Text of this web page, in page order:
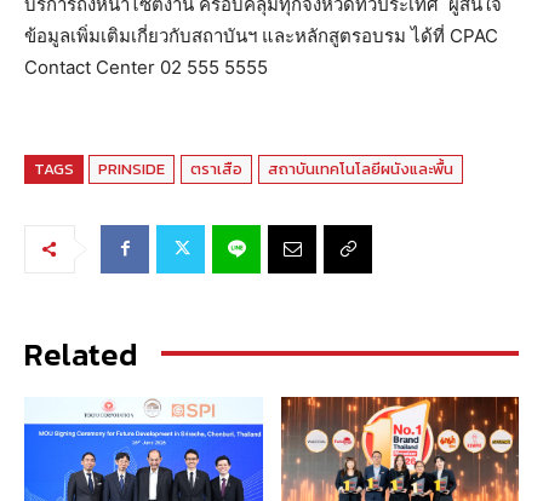
ข้อมูลเพิ่มเติมเกี่ยวกับสถาบันฯ และหลักสูตรอบรม ได้ที่ CPAC
Contact Center 02 555 5555
TAGS PRINSIDE ตราเสือ สถาบันเทคโนโลยีผนังและพื้น
Related